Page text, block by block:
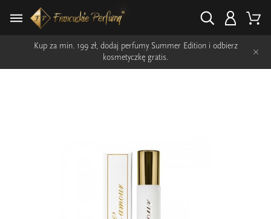
Kup za min. 199 zł, dodaj perfumy Summer Edition i odbierz
kosmetyczkę gratis.
×